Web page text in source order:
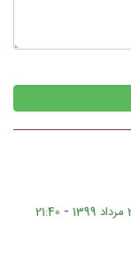
-
21:40